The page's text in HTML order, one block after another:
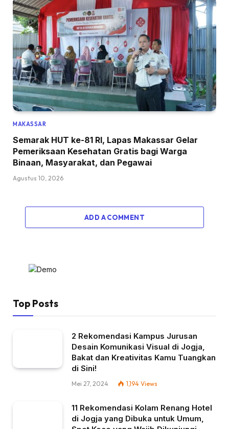
MAKASSAR
Semarak HUT ke-81 RI, Lapas Makassar Gelar
Pemeriksaan Kesehatan Gratis bagi Warga
Binaan, Masyarakat, dan Pegawai
Agustus 10, 2026
ADD A COMMENT
Top Posts
2 Rekomendasi Kampus Jurusan
Desain Komunikasi Visual di Jogja,
Bakat dan Kreativitas Kamu Tuangkan
di Sini!
Mei 27, 2024 1,194 Views
11 Rekomendasi Kolam Renang Hotel
di Jogja yang Dibuka untuk Umum,